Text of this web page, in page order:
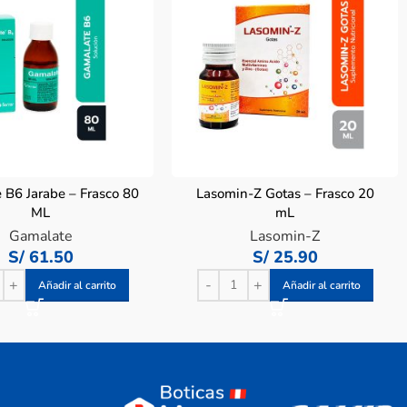
Jarabe – Frasco 80
ML
Gamalate
S/61.50
Añadir al carrito
Lasomin-Z Gotas – Frasco 20
mL
Lasomin-Z
S/25.90
Añadir al carrito